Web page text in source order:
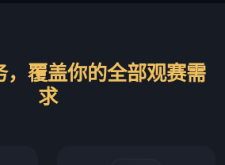
，覆盖你的全部观赛需
求